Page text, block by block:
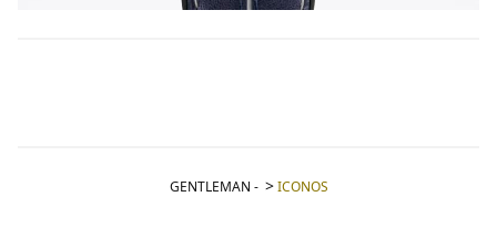
GENTLEMAN - ICONOS